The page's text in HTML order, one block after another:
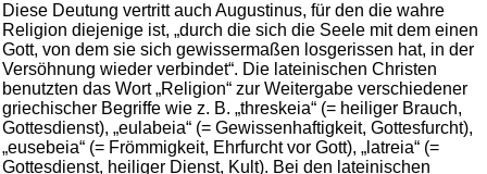
Diese Deutung vertritt auch Augustinus, für den die wahre
Religion diejenige ist, „durch die sich die Seele mit dem einen
Gott, von dem sie sich gewissermaßen losgerissen hat, in der
Versöhnung wieder verbindet“. Die lateinischen Christen
benutzten das Wort „Religion“ zur Weitergabe verschiedener
griechischer Begriffe wie z. B. „threskeia“ (= heiliger Brauch,
Gottesdienst), „eulabeia“ (= Gewissenhaftigkeit, Gottesfurcht),
„eusebeia“ (= Frömmigkeit, Ehrfurcht vor Gott), „latreia“ (=
Gottesdienst, heiliger Dienst, Kult). Bei den lateinischen